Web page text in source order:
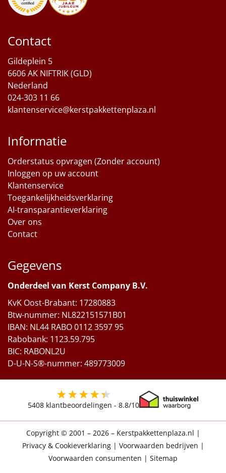
Sinterklaaspakketten
Particulier
Kerstgeschenken 2026
Relatiegeschenken
Cadeaubon
Per stuk
Alle overige
Contact
Gildeplein 5
6606 AK NIFTRIK (GLD)
Nederland
024-303 11 66
klantenservice@kerstpakkettenplaza.nl
Informatie
Orderstatus opvragen (Zonder account)
Inloggen op uw account
Klantenservice
Toegankelijkheidsverklaring
AI-transparantieverklaring
Over ons
Contact
Gegevens
Onderdeel van Kerst Company B.V.
KvK Oost-Brabant: 17280883
Btw-nummer: NL822151571B01
IBAN: NL44 RABO 0112 3597 95
Rabobank: 1123.59.795
BIC: RABONL2U
D-U-N-S®-nummer: 489773009
5408 klantbeoordelingen - 8.8/10
Copyright © 2001 – 2026 – Kerstpakkettenplaza.nl |
Privacy & Cookieverklaring| Voorwaarden bedrijven |
Voorwaarden consumenten | Sitemap